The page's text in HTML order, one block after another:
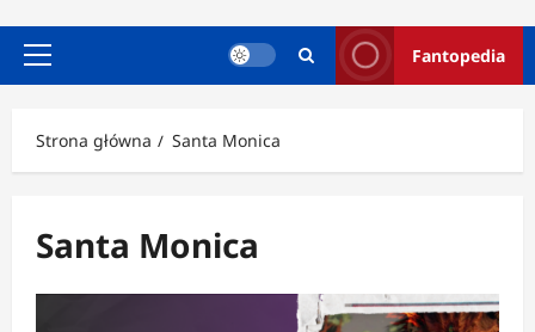
Menu
Fantopedia
Strona główna Santa Monica
Santa Monica